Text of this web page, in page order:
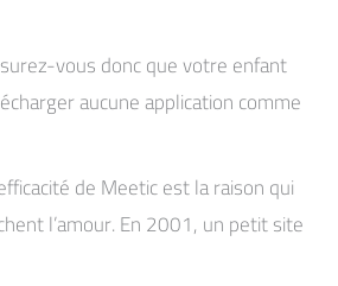
vous donc que votre enfant
aucune application comme
de Meetic est la raison qui
l’amour. En 2001, un petit site